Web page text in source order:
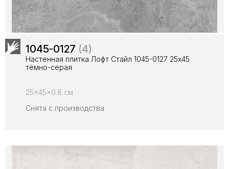
1045-0127 (4)
Настенная плитка Лофт Стайл 1045-0127 25х45
тёмно-серая
25x45x0.8 см
Снята с производства